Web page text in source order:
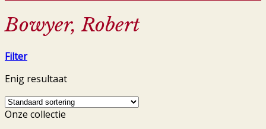
Bowyer, Robert
Filter
Enig resultaat
Onze collectie